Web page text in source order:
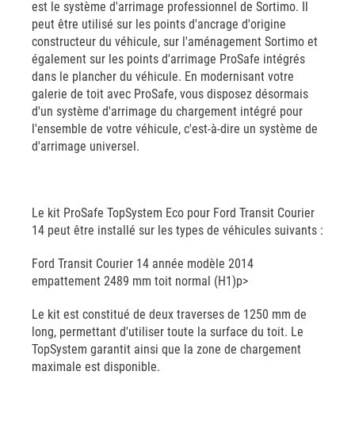
est le système d'arrimage professionnel de Sortimo. Il
peut être utilisé sur les points d'ancrage d'origine
constructeur du véhicule, sur l'aménagement Sortimo et
également sur les points d'arrimage ProSafe intégrés
dans le plancher du véhicule. En modernisant votre
galerie de toit avec ProSafe, vous disposez désormais
d'un système d'arrimage du chargement intégré pour
l'ensemble de votre véhicule, c'est-à-dire un système de
d'arrimage universel.
Le kit ProSafe TopSystem Eco pour Ford Transit Courier
14 peut être installé sur les types de véhicules suivants :
Ford Transit Courier 14 année modèle 2014
empattement 2489 mm toit normal (H1)p>
Le kit est constitué de deux traverses de 1250 mm de
long, permettant d'utiliser toute la surface du toit. Le
TopSystem garantit ainsi que la zone de chargement
maximale est disponible.